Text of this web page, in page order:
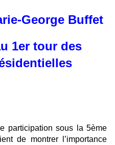
George Buffet
1er tour des
participation sous la 5ème
de montrer l’importance